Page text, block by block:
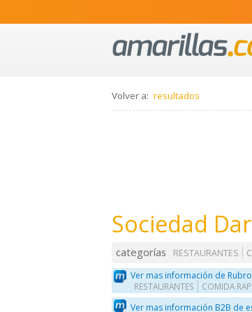
Volver a: resultados
Sociedad
categorías RESTAURANTES
Ver mas información de
RESTAURANTES COMIDA
Ver mas información B2B de